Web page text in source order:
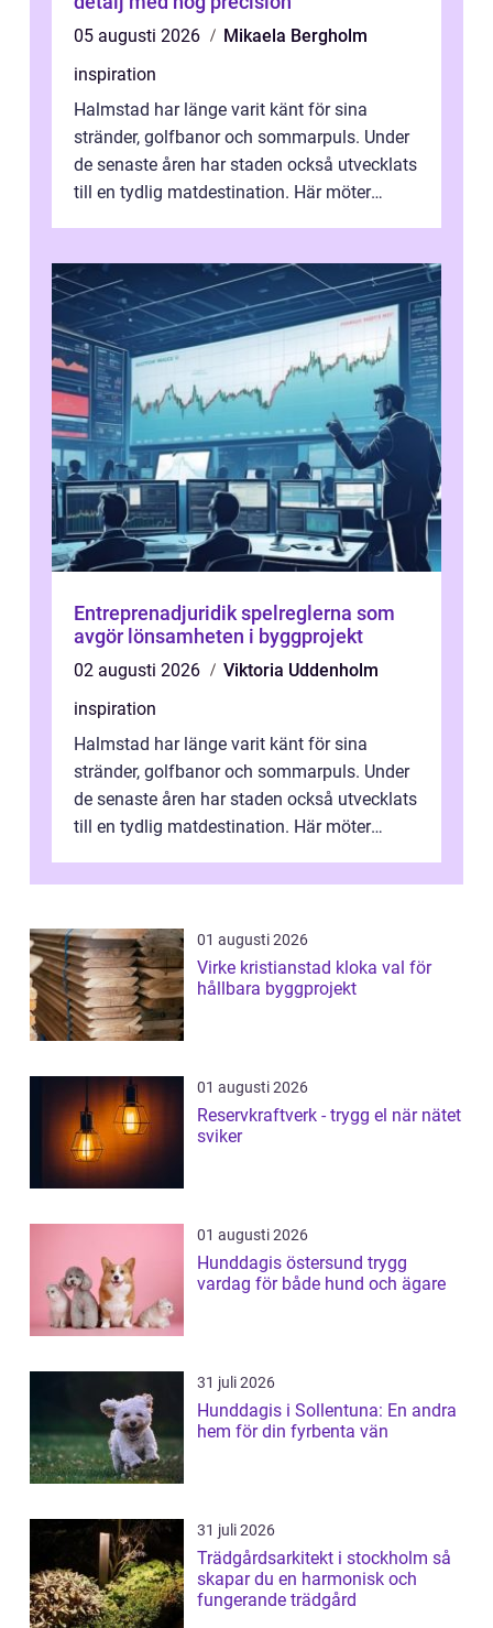
05 augusti 2026
Mikaela Bergholm
inspiration
Halmstad har länge varit känt för sina
stränder, golfbanor och sommarpuls. Under
de senaste åren har staden också utvecklats
till en tydlig matdestination. Här möter
Entreprenadjuridik spelreglerna som
avgör lönsamheten i byggprojekt
02 augusti 2026
Viktoria Uddenholm
inspiration
Halmstad har länge varit känt för sina
stränder, golfbanor och sommarpuls. Under
de senaste åren har staden också utvecklats
till en tydlig matdestination. Här möter
01 augusti 2026
Virke kristianstad kloka val för
hållbara byggprojekt
01 augusti 2026
Reservkraftverk - trygg el när nätet
sviker
01 augusti 2026
Hunddagis östersund trygg
vardag för både hund och ägare
31 juli 2026
Hunddagis i Sollentuna: En andra
hem för din fyrbenta vän
31 juli 2026
Trädgårdsarkitekt i stockholm så
skapar du en harmonisk och
fungerande trädgård